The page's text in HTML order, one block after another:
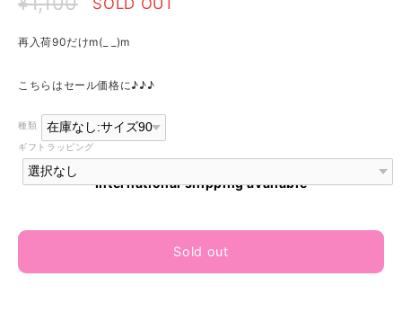
再入荷90だけm(_ _)m
こちらはセール価格に♪♪♪
種類
ギフトラッピング
International shipping available
Sold out